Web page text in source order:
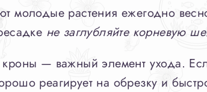
молодые растения ежегодно
не заглубляйте корневую
— важный элемент ухода.
реагирует на обрезку и